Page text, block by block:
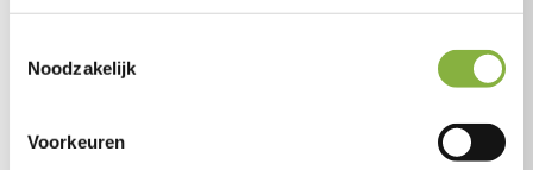
Noodzakelijk
Voorkeuren
iemand daarin te ondersteunen.
Welke hulp wil de mantelzorger
zelf?